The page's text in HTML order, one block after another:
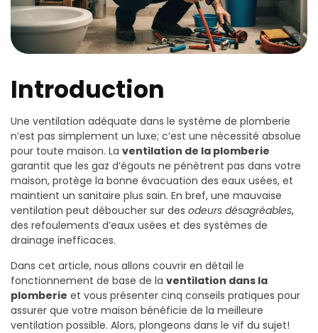
Introduction
Une ventilation adéquate dans le système de plomberie
n’est pas simplement un luxe; c’est une nécessité absolue
pour toute maison. La ventilation de la plomberie
garantit que les gaz d’égouts ne pénètrent pas dans votre
maison, protège la bonne évacuation des eaux usées, et
maintient un sanitaire plus sain. En bref, une mauvaise
ventilation peut déboucher sur des odeurs désagréables,
des refoulements d’eaux usées et des systèmes de
drainage inefficaces.
Dans cet article, nous allons couvrir en détail le
fonctionnement de base de la ventilation dans la
plomberie et vous présenter cinq conseils pratiques pour
assurer que votre maison bénéficie de la meilleure
ventilation possible. Alors, plongeons dans le vif du sujet!